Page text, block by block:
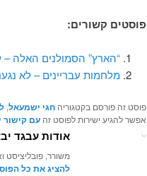
פוסטים קשורים:
“הארץ” הסמולנים האלה –
מלחמות עבריינים – לא
פוסט זה פורסם בקטגוריה חגי ישמעאל,
אפשר להגיע ישירות לפוסט זה עם קישור
אודות עבגד
משורר, פובליציסט
להציג את כל